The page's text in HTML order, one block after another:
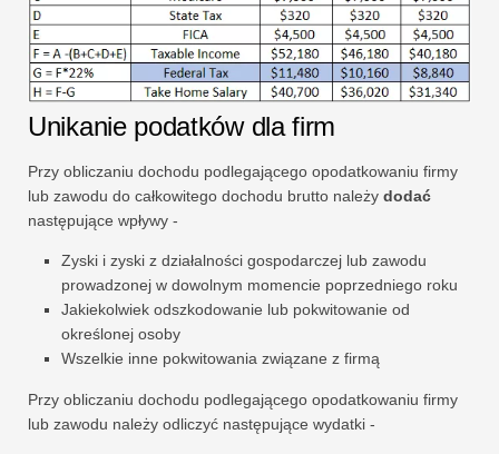
Unikanie podatków dla firm
Przy obliczaniu dochodu podlegającego opodatkowaniu firmy
lub zawodu do całkowitego dochodu brutto należy dodać
następujące wpływy -
Zyski i zyski z działalności gospodarczej lub zawodu
prowadzonej w dowolnym momencie poprzedniego roku
Jakiekolwiek odszkodowanie lub pokwitowanie od
określonej osoby
Wszelkie inne pokwitowania związane z firmą
Przy obliczaniu dochodu podlegającego opodatkowaniu firmy
lub zawodu należy odliczyć następujące wydatki -